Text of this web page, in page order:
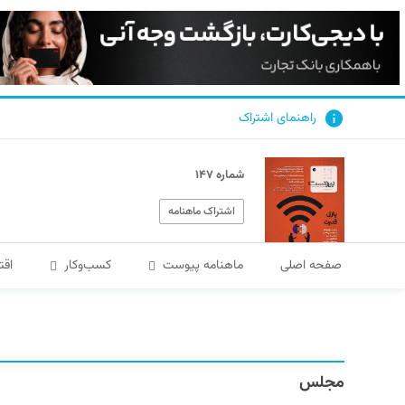
راهنمای اشتراک
شماره ۱۴۷
اشتراک ماهنامه
صفحه اصلی ماهنامه پیوست کسب‌و‌کار
مجلس